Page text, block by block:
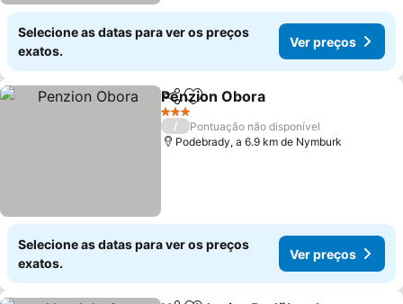
Selecione as datas para ver os preços
exatos.
Ver preços
PartilharAdicionar aos favoritos
Penzion Obora
3 Estrelas
/
Pontuação não disponível
Podebrady, a 6.9 km de Nymburk
Selecione as datas para ver os preços
exatos.
Ver preços